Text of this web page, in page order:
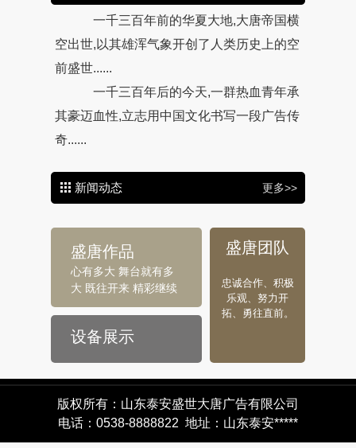
一千三百年前的华夏大地,大唐帝国横
空出世,以其雄浑气象开创了人类历史上的空
前盛世......
一千三百年后的今天,一群热血青年承
其豪迈血性,立志用中国文化书写一段广告传
奇......
新闻动态 更多>>
盛唐作品
心有多大 舞台就有多
大 既往开来 精彩继续
盛唐团队
忠诚合作、积极
乐观、努力开
拓、勇往直前。
设备展示
版权所有：山东泰安盛世大唐广告有限公司
电话：0538-8888822 地址：山东泰安*****